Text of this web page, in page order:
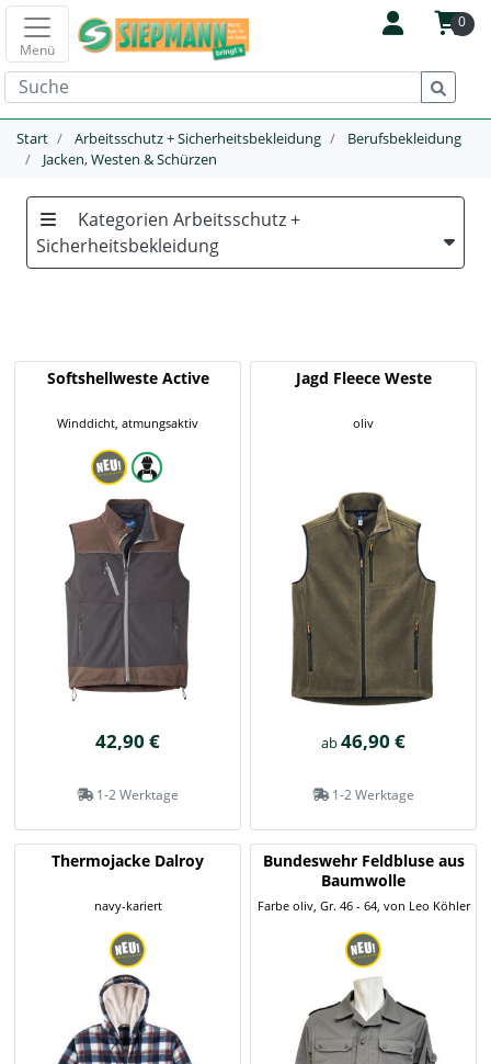
0
Menü
Start Arbeitsschutz + Sicherheitsbekleidung
Berufsbekleidung
Jacken, Westen & Schürzen
Kategorien Arbeitsschutz +
Sicherheitsbekleidung
Softshellweste Active
Winddicht, atmungsaktiv
42,90 €
1-2 Werktage
Jagd Fleece Weste
oliv
ab46,90 €
1-2 Werktage
Thermojacke Dalroy
navy-kariert
Bundeswehr Feldbluse aus
Baumwolle
Farbe oliv, Gr. 46 - 64, von Leo Köhler